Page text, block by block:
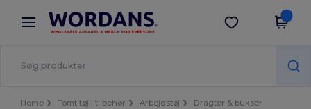
× Wordans-app
Bedre priser i appen!
Hent app
Home Tomt tøj | tilbehør Arbejdstøj
Dragter & bukser